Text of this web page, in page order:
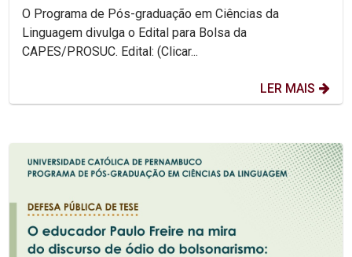
O Programa de Pós-graduação em Ciências da
Linguagem divulga o Edital para Bolsa da
CAPES/PROSUC. Edital: (Clicar...
LER MAIS